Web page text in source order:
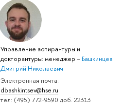
Управление аспирантуры и
докторантуры: менеджер– Башкинцев
Дмитрий Николаевич
Электронная почта:
dbashkintsev@hse.ru
тел: (495) 772-9590 доб. 22313